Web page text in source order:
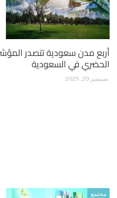
أربع مدن سعودية تتصدر
الحضري في السعودية
سبتمبر 20, 2025
مجتمع